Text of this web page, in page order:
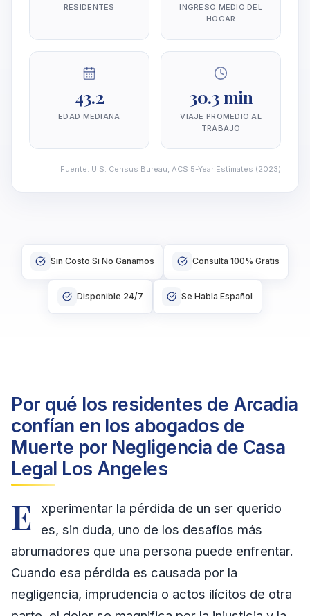
RESIDENTES
INGRESO MEDIO DEL
HOGAR
43.2
EDAD MEDIANA
30.3 min
VIAJE PROMEDIO AL
TRABAJO
Fuente: U.S. Census Bureau, ACS 5-Year Estimates (2023)
Sin Costo Si No Ganamos Consulta 100% Gratis
Disponible 24/7 Se Habla Español
Por qué los residentes de Arcadia
confían en los abogados de
Muerte por Negligencia de Casa
Legal Los Angeles
E
xperimentar la pérdida de un ser querido
es, sin duda, uno de los desafíos más
abrumadores que una persona puede enfrentar.
Cuando esa pérdida es causada por la
negligencia, imprudencia o actos ilícitos de otra